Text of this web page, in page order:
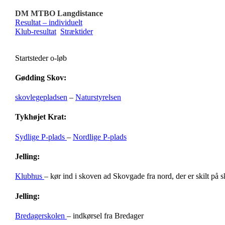
DM MTBO Langdistance
Resultat – individuelt
Klub-resultat Stræktider
Startsteder o-løb
Gødding Skov:
skovlegepladsen – Naturstyrelsen
Tykhøjet Krat:
Sydlige P-plads – Nordlige P-plads
Jelling:
Klubhus – kør ind i skoven ad Skovgade fra nord, der er skilt på
Jelling:
Bredagerskolen – indkørsel fra Bredager